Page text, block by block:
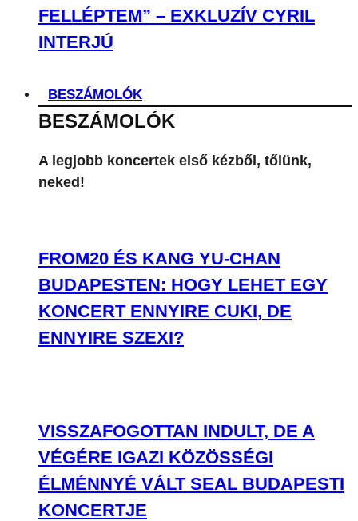
FELLÉPTEM” – EXKLUZÍV CYRIL
INTERJÚ
BESZÁMOLÓK
BESZÁMOLÓK
A legjobb koncertek első kézből, tőlünk,
neked!
FROM20 ÉS KANG YU-CHAN
BUDAPESTEN: HOGY LEHET EGY
KONCERT ENNYIRE CUKI, DE
ENNYIRE SZEXI?
VISSZAFOGOTTAN INDULT, DE A
VÉGÉRE IGAZI KÖZÖSSÉGI
ÉLMÉNNYÉ VÁLT SEAL BUDAPESTI
KONCERTJE